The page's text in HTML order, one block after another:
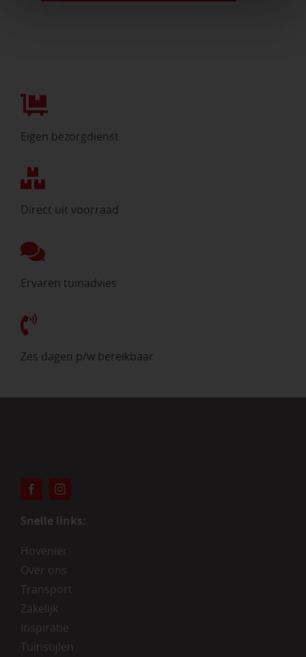
Eigen bezorgdienst
Direct uit voorraad
Ervaren tuinadvies
Zes dagen p/w bereikbaar
Snelle links:
Hovenier
Over ons
Transport
Zakelijk
Inspiratie
Tuinstijlen